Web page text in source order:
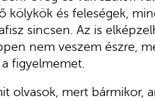
kölykök és feleségek,
sincsen. Az is
nem veszem észre,
figyelmemet.
olvasok, mert bármikor,